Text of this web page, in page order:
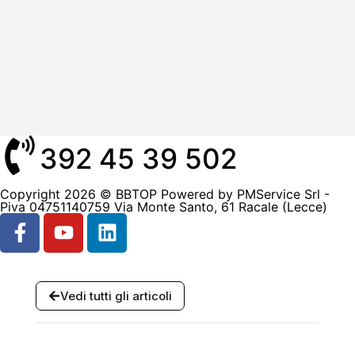
392 45 39 502
Copyright 2026 © BBTOP Powered by PMService Srl -
Piva 04751140759 Via Monte Santo, 61 Racale (Lecce)
Vedi tutti gli articoli